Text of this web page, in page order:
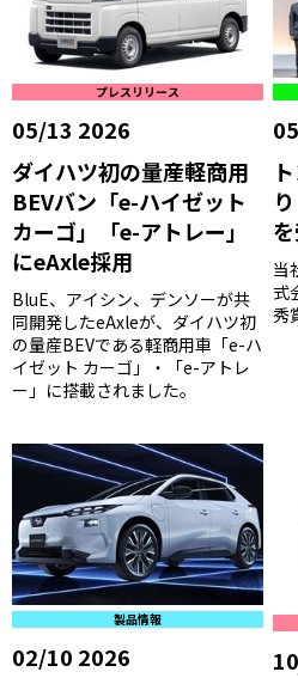
05/13 2026
プレスリリース
ダイハツ初の量産軽商用
BEVバン「e-ハイゼット
カーゴ」「e-アトレー」
にeAxle採用
BluE、アイシン、デンソーが共
同開発したeAxleが、ダイハツ初
の量産BEVである軽商用車「e-ハ
イゼット カーゴ」・「e-アトレ
ー」に搭載されました。
当
式
秀
02/10 2026
製品情報